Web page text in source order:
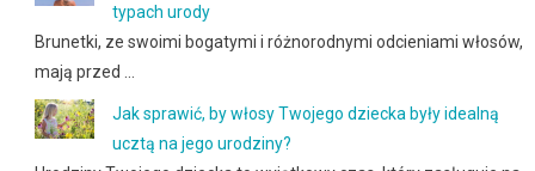
typach urody
Brunetki, ze swoimi bogatymi i różnorodnymi odcieniami włosów,
mają przed …
Jak sprawić, by włosy Twojego dziecka były idealną
ucztą na jego urodziny?